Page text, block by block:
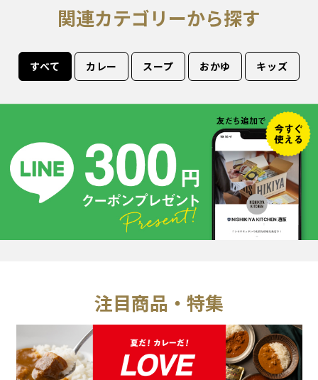
関連カテゴリーから探す
すべて カレー スープ おかゆ キッズ
注目商品・特集